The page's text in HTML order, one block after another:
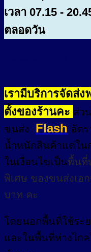
เวลา 07.15 -
ตลอดวัน
เรามีบริการจัดส่
ตั้งของร้านคะ ส่ว
ขนส่ง Flash อัต
น้ำหนักสินค้าแต่ใน
ในเงื่อนไขเป็นพื้นที่
พิเศษ ของขนส่งเอ
บาท คะ
โดยนอกพื้นที่ใช้ระ
และในพื้นที่ห่างไกล